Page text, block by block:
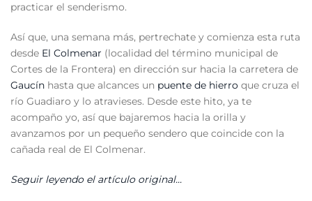
practicar el senderismo.
Así que, una semana más, pertrechate y comienza esta ruta
desde El Colmenar (localidad del término municipal de
Cortes de la Frontera) en dirección sur hacia la carretera de
Gaucín hasta que alcances un puente de hierro que cruza el
río Guadiaro y lo atravieses. Desde este hito, ya te
acompaño yo, así que bajaremos hacia la orilla y
avanzamos por un pequeño sendero que coincide con la
cañada real de El Colmenar.
Seguir leyendo el artículo original...